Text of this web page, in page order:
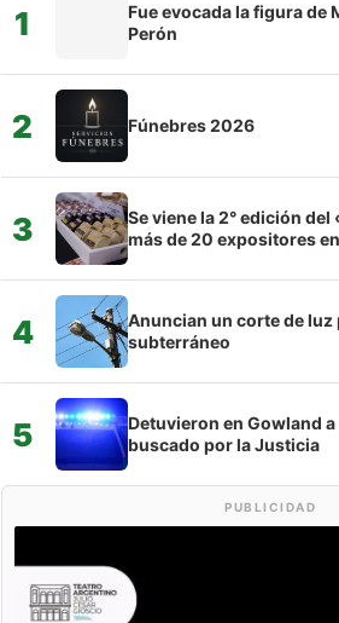
1
Fue evocada la figura de
Perón
2 Fúnebres 2026
3
Se viene la 2° edición
más de 20 expositores
4
Anuncian un corte de luz
subterráneo
5
Detuvieron en Gowland
buscado por la Justicia
PUBLICIDAD